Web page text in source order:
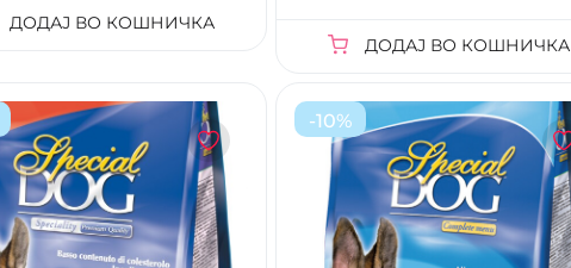
ДОДАЈ ВО КОШНИЧКА
ДОДАЈ ВО КОШНИЧКА
-10%